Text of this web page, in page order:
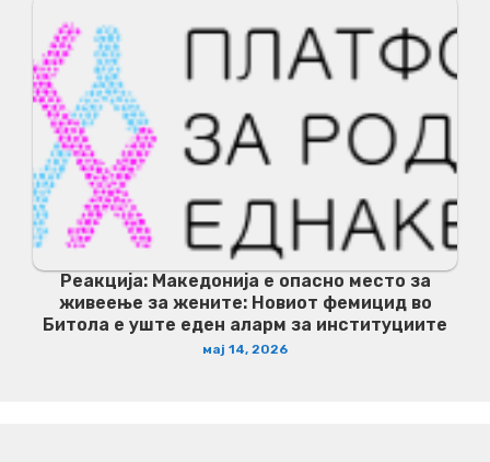
Реакција: Македонија е опасно место за
живеење за жените: Новиот фемицид во
Битола е уште еден аларм за институциите
мај 14, 2026